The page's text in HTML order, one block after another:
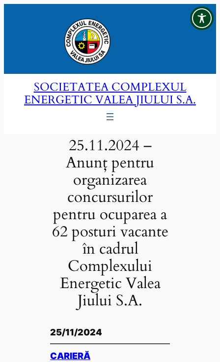
SOCIETATEA COMPLEXUL
ENERGETIC VALEA JIULUI S.A.
25.11.2024 –
Anunț pentru
organizarea
concursurilor
pentru ocuparea a
62 posturi vacante
în cadrul
Complexului
Energetic Valea
Jiului S.A.
25/11/2024
CARIERĂ